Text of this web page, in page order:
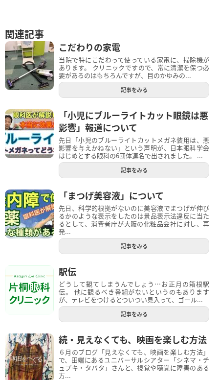
関連記事
こだわりの家電
当院で特にこだわって使っている家電に、掃除機が
あります。 クリニックですので、常に清潔を保つ必
要があるのはもちろんですが、目のかゆみの...
記事をみる
「小児にブルーライトカット眼鏡は悪
影響」報道について
先日「小児のブルーライトカットメガネ装用は、悪
影響を与えかねない」という声明が、日本眼科学会
はじめとする眼科の6団体連名で出されました。 ...
記事をみる
「まつげ美容液」について
先日、科学的根拠がないのに美容液でまつげが伸び
るかのような表示をしたのは景品表示法違反に当た
るとして、消費者庁が大阪の化粧品会社に対し、再
発...
記事をみる
駅伝
どうして観てしまうんでしょう…お正月の箱根駅
伝。 他に観るべき番組がないというのもあります
が、テレビをつけるとついつい見入って、ゴール...
記事をみる
続・見えなくても、映画を楽しむ方法
６月のブログ「見えなくても、映画を楽しむ方法」
で、田端にあるユニバーサルシアター「シネマ・チ
ュプキ・タバタ」さんと、視覚や聴覚に障害のある
方...